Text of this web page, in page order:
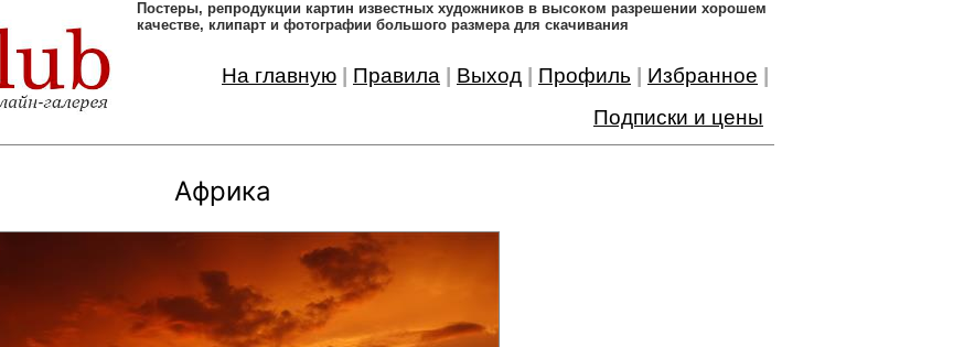
Постеры, pепродукции картин известных художников в высоком разрешении хорошем
качестве, клипарт и фотографии большого размера для скачивания
На главную Правила Выход Профиль Избранное
Подписки и цены
Африка